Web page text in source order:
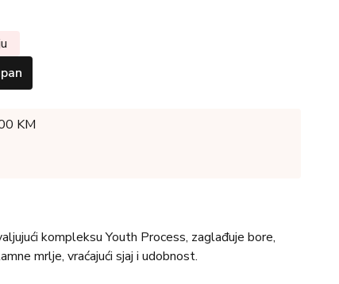
KM
kompleksu Youth Process, zaglađuje bore,
mrlje, vraćajući sjaj i udobnost.